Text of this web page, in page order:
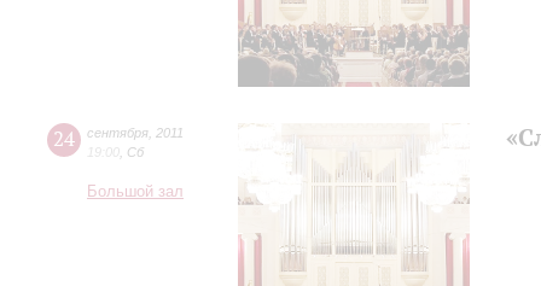
24 сентября 2011
19:00 Сб
Большой зал